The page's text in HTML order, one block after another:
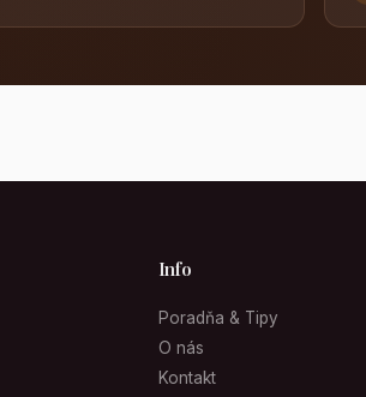
Info
Poradňa & Tipy
O nás
Kontakt